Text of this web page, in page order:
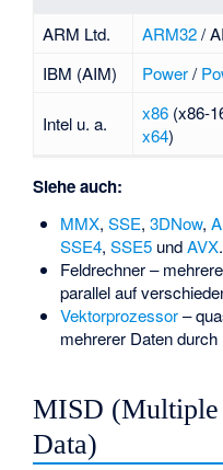
ARM Ltd. ARM32/
IBM (AIM)
Power/
Intel u. a. x86(x86-
x64)
Siehe auch:
MMX, SSE, 3DNow,
SSE4, SSE5undAVX.
Feldrechner–
parallel auf
Vektorprozessor–
mehrerer Daten durch
MISD (Multiple
Data)